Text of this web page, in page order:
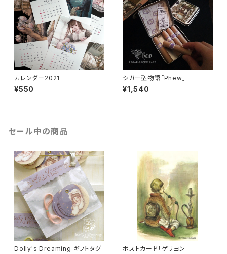
カレンダー2021
¥550
シガー型物語「Phew」
¥1,540
セール中の商品
Dolly's Dreaming ギフトタグ ポストカード「ゲリヨン」